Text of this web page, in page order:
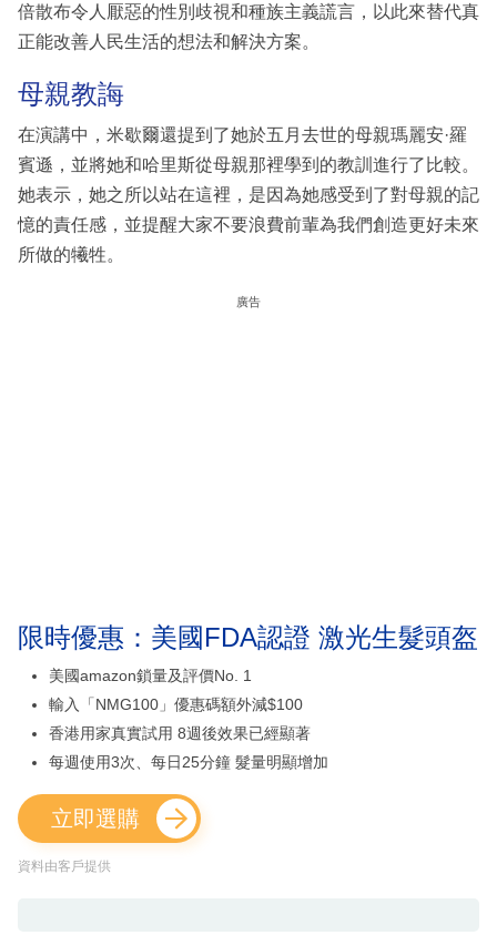
倍散布令人厭惡的性別歧視和種族主義謊言，以此來替代真
正能改善人民生活的想法和解決方案。
母親教誨
在演講中，米歇爾還提到了她於五月去世的母親瑪麗安·羅
賓遜，並將她和哈里斯從母親那裡學到的教訓進行了比較。
她表示，她之所以站在這裡，是因為她感受到了對母親的記
憶的責任感，並提醒大家不要浪費前輩為我們創造更好未來
所做的犧牲。
廣告
限時優惠：美國FDA認證 激光生髮頭盔
美國amazon鎖量及評價No. 1
輸入「NMG100」優惠碼額外減$100
香港用家真實試用 8週後效果已經顯著
每週使用3次、每日25分鐘 髮量明顯增加
立即選購
資料由客戶提供